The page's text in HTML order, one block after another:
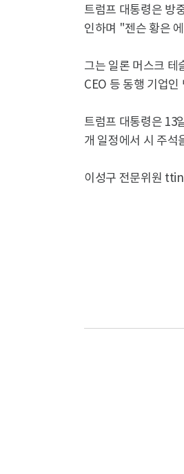
트럼프 대통령은 방
인하며 "젠슨 황은
그는 일론 머스크 테
CEO 등 동행 기업
트럼프 대통령은 13
개 일정에서 시 주석
이성구 전문위원